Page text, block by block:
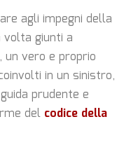
agli impegni della
giunti a
un vero e proprio
in un sinistro,
prudente e
del codice della